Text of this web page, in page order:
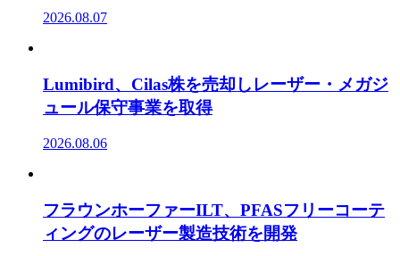
2026.08.07
Lumibird、Cilas株を売却しレーザー・メガジ
ュール保守事業を取得
2026.08.06
フラウンホーファーILT、PFASフリーコーテ
ィングのレーザー製造技術を開発